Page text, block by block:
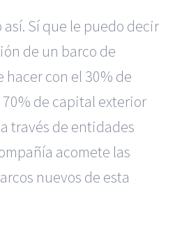
así. Sí que le puedo decir
de un barco de
hacer con el 30% de
de capital exterior
través de entidades
acomete las
nuevos de esta